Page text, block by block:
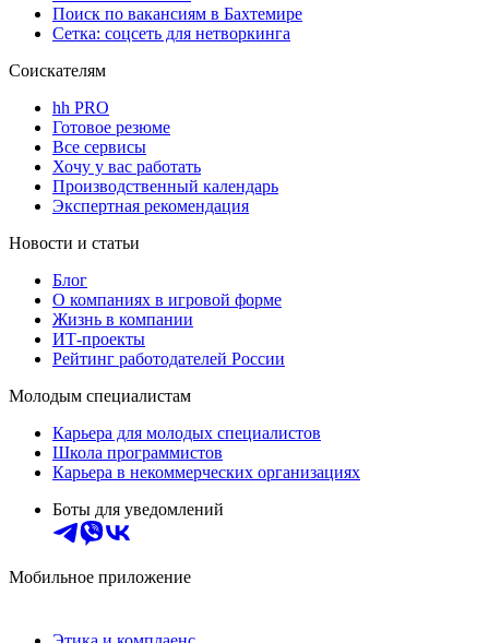
Поиск по вакансиям в Бахтемире
Сетка: соцсеть для нетворкинга
Соискателям
hh PRO
Готовое резюме
Все сервисы
Хочу у вас работать
Производственный календарь
Экспертная рекомендация
Новости и статьи
Блог
О компаниях в игровой форме
Жизнь в компании
ИТ-проекты
Рейтинг работодателей России
Молодым специалистам
Карьера для молодых специалистов
Школа программистов
Карьера в некоммерческих организациях
Боты для уведомлений
Мобильное приложение